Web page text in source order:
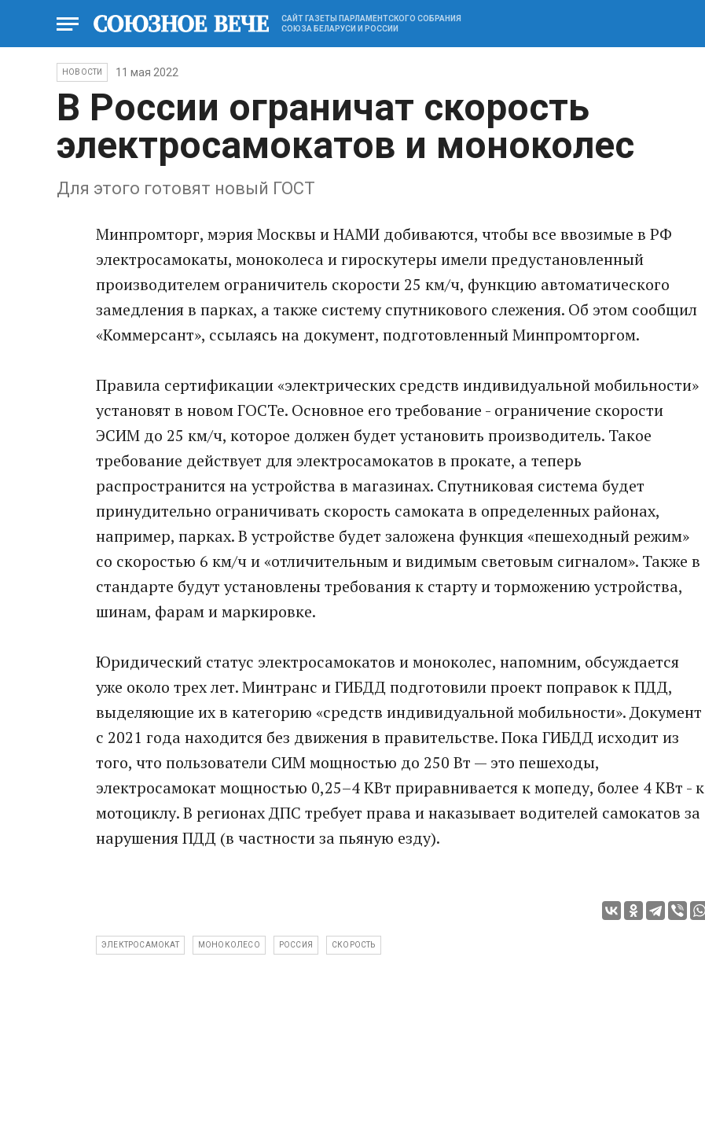
САЙТ ГАЗЕТЫ ПАРЛАМЕНТСКОГО СОБРАНИЯ
СОЮЗА БЕЛАРУСИ И РОССИИ
НОВОСТИ 11 мая 2022
В России ограничат скорость
электросамокатов и моноколес
Для этого готовят новый ГОСТ
Минпромторг, мэрия Москвы и НАМИ добиваются, чтобы все ввозимые в РФ
электросамокаты, моноколеса и гироскутеры имели предустановленный
производителем ограничитель скорости 25 км/ч, функцию автоматического
замедления в парках, а также систему спутникового слежения. Об этом сообщил
«Коммерсант», ссылаясь на документ, подготовленный Минпромторгом.
Правила сертификации «электрических средств индивидуальной мобильности»
установят в новом ГОСТе. Основное его требование - ограничение скорости
ЭСИМ до 25 км/ч, которое должен будет установить производитель. Такое
требование действует для электросамокатов в прокате, а теперь
распространится на устройства в магазинах. Спутниковая система будет
принудительно ограничивать скорость самоката в определенных районах,
например, парках. В устройстве будет заложена функция «пешеходный режим»
со скоростью 6 км/ч и «отличительным и видимым световым сигналом». Также в
стандарте будут установлены требования к старту и торможению устройства,
шинам, фарам и маркировке.
Юридический статус электросамокатов и моноколес, напомним, обсуждается
уже около трех лет. Минтранс и ГИБДД подготовили проект поправок к ПДД,
выделяющие их в категорию «средств индивидуальной мобильности». Документ
с 2021 года находится без движения в правительстве. Пока ГИБДД исходит из
того, что пользователи СИМ мощностью до 250 Вт — это пешеходы,
электросамокат мощностью 0,25–4 КВт приравнивается к мопеду, более 4 КВт - к
мотоциклу. В регионах ДПС требует права и наказывает водителей самокатов за
нарушения ПДД (в частности за пьяную езду).
ЭЛЕКТРОСАМОКАТ МОНОКОЛЕСО РОССИЯ СКОРОСТЬ